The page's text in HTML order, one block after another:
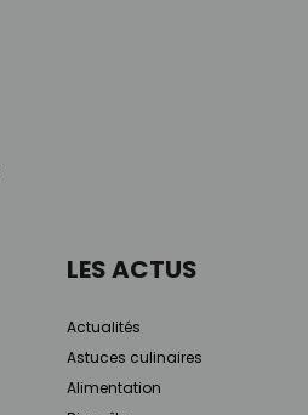
LES ACTUS
Actualités
Astuces culinaires
Alimentation